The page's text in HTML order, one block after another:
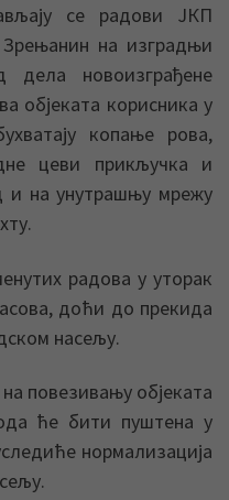
се радови ЈКП
на изградњи
дела новоизграђене
објеката корисника у
копање рова,
цеви прикључка и
и на унутрашњу мрежу
радова у уторак
доћи до прекида
насељу.
повезивању објеката
ће бити пуштена у
нормализација